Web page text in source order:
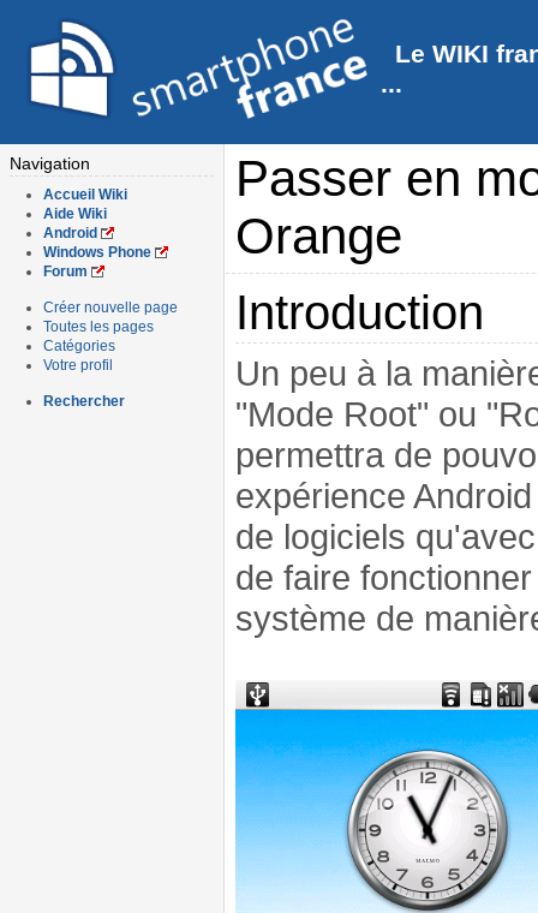
Le WIKI
...
Navigation
Accueil Wiki
Aide Wiki
Android
Windows Phone
Forum
Créer nouvelle page
Toutes les pages
Catégories
Votre profil
Rechercher
Passer en
Orange
Introduction
Un peu à la
"Mode Root" ou
permettra de
expérience
de logiciels
de faire
système de